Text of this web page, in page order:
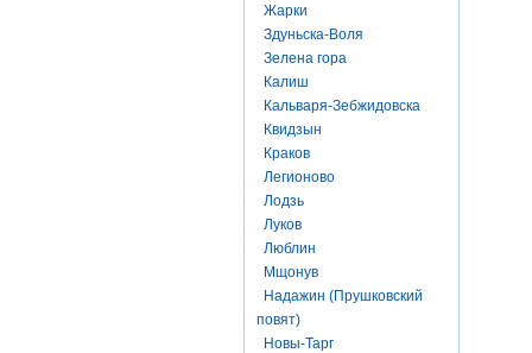
Жарки
Здуньска-Воля
Зелена гора
Калиш
Кальваря-Зебжидовска
Квидзын
Краков
Легионово
Лодзь
Луков
Люблин
Мщонув
Надажин (Прушковский
повят)
Новы-Тарг